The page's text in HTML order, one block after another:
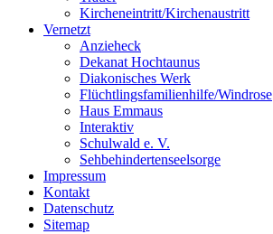
Kircheneintritt/Kirchenaustritt
Vernetzt
Anzieheck
Dekanat Hochtaunus
Diakonisches Werk
Flüchtlingsfamilienhilfe/Windrose
Haus Emmaus
Interaktiv
Schulwald e. V.
Sehbehindertenseelsorge
Impressum
Kontakt
Datenschutz
Sitemap